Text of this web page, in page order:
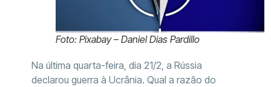
Foto: Pixabay – Daniel Dias Pardillo
Na última quarta-feira, dia 21/2, a Rússia
declarou guerra à Ucrânia. Qual a razão do